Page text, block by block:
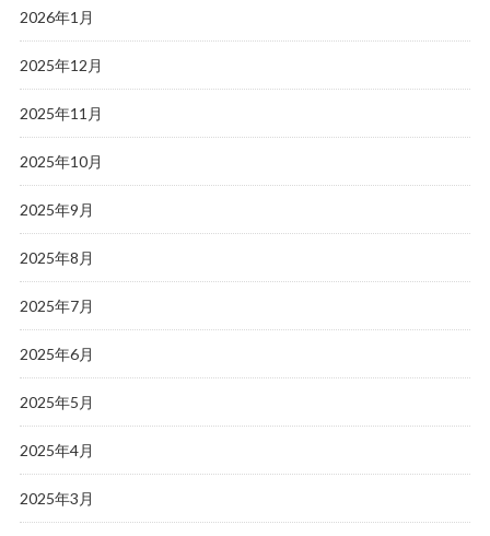
2026年1月
2025年12月
2025年11月
2025年10月
2025年9月
2025年8月
2025年7月
2025年6月
2025年5月
2025年4月
2025年3月